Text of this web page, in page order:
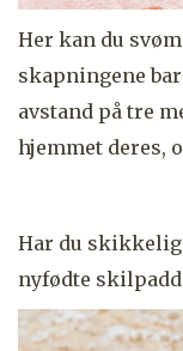
Her kan du
skapningene
avstand på tre
hjemmet deres,
Har du skikkelig
nyfødte